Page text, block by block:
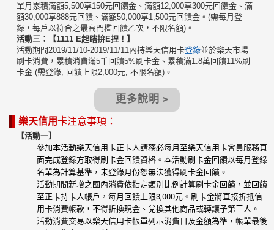
單月累積滿額5,500享150元回饋金、滿額12,000享300元回饋金、滿
額30,000享888元回饋、滿額50,000享1,500元回饋金。(需每月登
錄，每戶以符合之最高門檻回饋乙次，不限名額)。
活動三：【1111 E起瞎拚E捏！】
活動期間2019/11/10-2019/11/11內持樂天信用卡登錄並於樂天市場
刷卡消費，累積消費滿5千回饋5%刷卡金、累積滿1.8萬回饋11%刷
卡金 (需登錄, 回饋上限2,000元, 不限名額)。
更多說明 >
樂天信用卡注意事項：
【活動一】
參加本活動樂天信用卡正卡人請務必每月至樂天信用卡會員服務頁
面完成登錄方取得刷卡金回饋資格。本活動刷卡金回饋以每月登錄
名單為計算基準，未登錄月份恕無法獲得刷卡金回饋。
活動期間新增之國內消費依指定類別比例計算刷卡金回饋，並回饋
至正卡持卡人帳戶，每月回饋上限3,000元。刷卡金將直接折抵信
用卡消費帳款，不得折換現金、兌換其他商品或轉讓予第三人。
活動消費交易以樂天信用卡帳單列示消費日及金額為準，帳單最後